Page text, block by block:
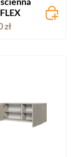
zł